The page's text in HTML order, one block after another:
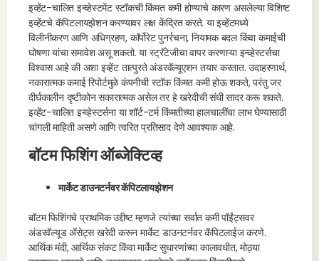
इव्हेंट-चालित इन्व्हेस्टमेंट स्टॉकची किंमत कमी होण्याचे कारण असलेल्या विशिष्ट
इव्हेंटचे कॅपिटलायझेशन करण्यावर लक्ष केंद्रित करते. या इव्हेंटमध्ये
विलीनीकरण आणि अधिग्रहण, कॉर्पोरेट पुनर्रचना, नियामक बदल किंवा कमाईची
घोषणा यांचा समावेश असू शकतो. या स्ट्रॅटेजीचा वापर करणाऱ्या इन्व्हेस्टर्सचा
विश्वास आहे की अशा इव्हेंट तात्पुरते अंडरवॅल्यूएशन तयार करतात. उदाहरणार्थ,
नकारात्मक कमाई रिपोर्टमुळे कंपनीची स्टॉक किंमत कमी होऊ शकते, परंतु जर
दीर्घकालीन दृष्टीकोन सकारात्मक असेल तर हे खरेदीची संधी सादर करू शकते.
इव्हेंट-चालित इन्व्हेस्टर्सना या शॉर्ट-टर्म किंमतीच्या हालचालींचा लाभ घेण्यासाठी
चांगली माहिती असणे आणि त्वरित प्रतिसाद देणे आवश्यक आहे.
बॉटम फिशिंग ऑब्जेक्टिव्ह
मार्केट डाउनटर्नवर कॅपिटलायझेशन
बॉटम फिशिंगचे प्राथमिक उद्दीष्ट म्हणजे त्यांच्या सर्वात कमी पॉईंट्सवर
अंडरवॅल्यूड ॲसेट्स खरेदी करून मार्केट डाउनटर्नवर कॅपिटलाईज करणे.
आर्थिक मंदी, आर्थिक संकट किंवा मार्केट सुधारणांच्या कालावधीत, मोठ्या